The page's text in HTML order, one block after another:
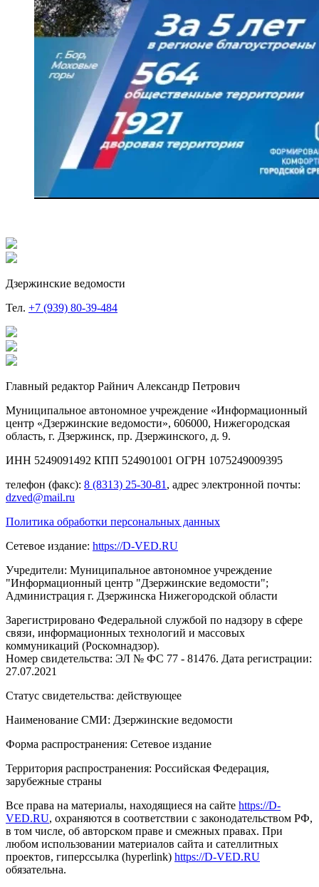
Дзержинские ведомости
Тел. +7 (939) 80-39-484
Главный редактор Райнич Александр Петрович
Муниципальное автономное учреждение «Информационный
центр «Дзержинские ведомости», 606000, Нижегородская
область, г. Дзержинск, пр. Дзержинского, д. 9.
ИНН 5249091492 КПП 524901001 ОГРН 1075249009395
телефон (факс): 8 (8313) 25-30-81 , адрес электронной почты:
dzved@mail.ru
Политика обработки персональных данных
Сетевое издание: https://D-VED.RU
Учредители: Муниципальное автономное учреждение
"Информационный центр "Дзержинские ведомости";
Администрация г. Дзержинска Нижегородской области
Зарегистрировано Федеральной службой по надзору в сфере
связи, информационных технологий и массовых
коммуникаций (Роскомнадзор).
Номер свидетельства: ЭЛ № ФС 77 - 81476. Дата регистрации:
27.07.2021
Статус свидетельства: действующее
Наименование СМИ: Дзержинские ведомости
Форма распространения: Сетевое издание
Территория распространения: Российская Федерация,
зарубежные страны
Все права на материалы, находящиеся на сайте https://D-
VED.RU, охраняются в соответствии с законодательством РФ,
в том числе, об авторском праве и смежных правах. При
любом использовании материалов сайта и сателлитных
проектов, гиперссылка (hyperlink) https://D-VED.RU
обязательна.